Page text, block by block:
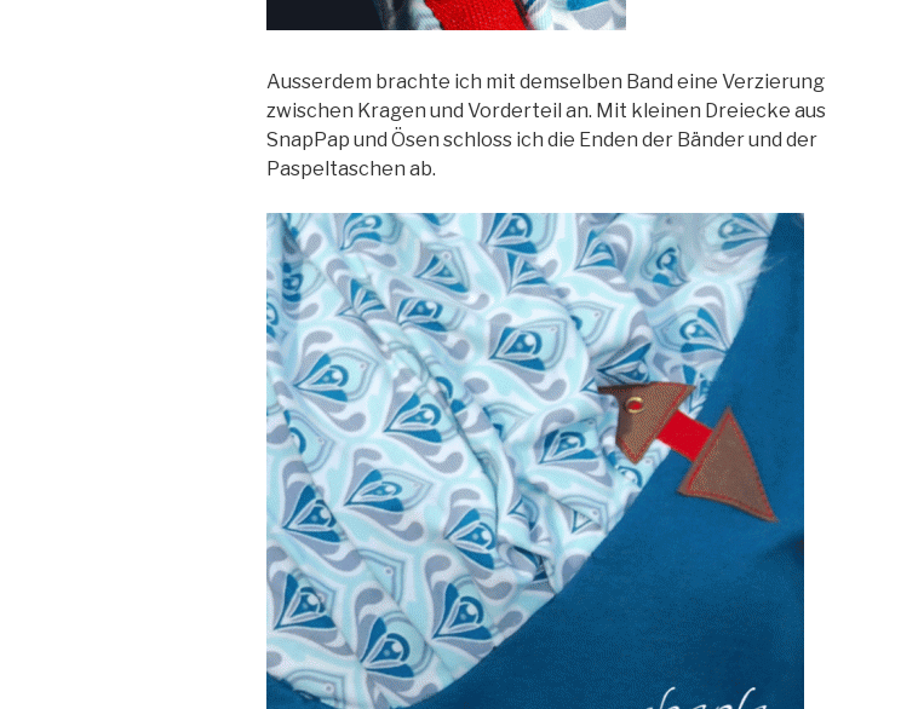
Ausserdem brachte ich mit demselben Band eine Verzierung
zwischen Kragen und Vorderteil an. Mit kleinen Dreiecke aus
SnapPap und Ösen schloss ich die Enden der Bänder und der
Paspeltaschen ab.